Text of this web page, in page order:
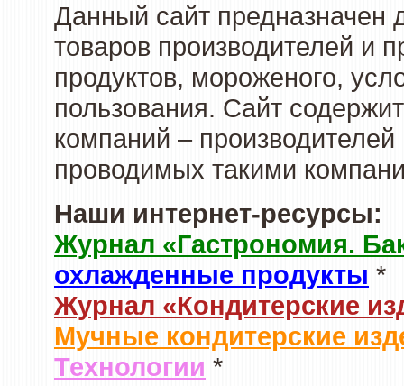
Данный сайт предназначен
товаров производителей и
продуктов, мороженого,
пользования. Сайт
компаний –
проводимых такими
Наши интернет-ресурсы:
Журнал «Гастрономия.
охлажденные продукты *
Журнал «Кондитерские
Мучные кондитерские
Технологии *